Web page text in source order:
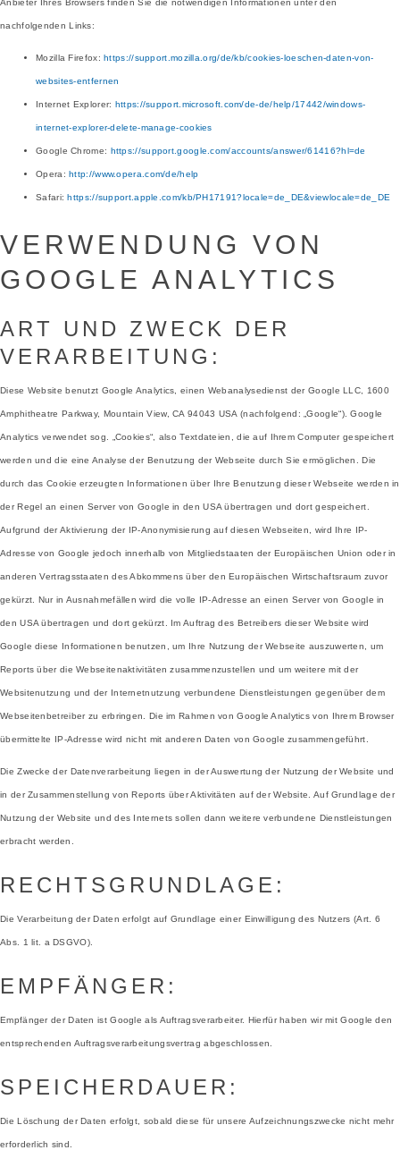
Anbieter Ihres Browsers finden Sie die notwendigen Informationen unter den
nachfolgenden Links:
Mozilla Firefox:https://support.mozilla.org/de/kb/cookies-loeschen-daten-von-
websites-entfernen
Internet Explorer: https://support.microsoft.com/de-de/help/17442/windows-
internet-explorer-delete-manage-cookies
Google Chrome: https://support.google.com/accounts/answer/61416?hl=de
Opera:http://www.opera.com/de/help
Safari:https://support.apple.com/kb/PH17191?locale=de_DE&viewlocale=de_DE
VERWENDUNG VON
GOOGLE ANALYTICS
ART UND ZWECK DER
VERARBEITUNG:
Diese Website benutzt Google Analytics, einen Webanalysedienst der Google LLC, 1600
Amphitheatre Parkway, Mountain View, CA 94043 USA (nachfolgend: „Google“). Google
Analytics verwendet sog. „Cookies“, also Textdateien, die auf Ihrem Computer gespeichert
werden und die eine Analyse der Benutzung der Webseite durch Sie ermöglichen. Die
durch das Cookie erzeugten Informationen über Ihre Benutzung dieser Webseite werden in
der Regel an einen Server von Google in den USA übertragen und dort gespeichert.
Aufgrund der Aktivierung der IP-Anonymisierung auf diesen Webseiten, wird Ihre IP-
Adresse von Google jedoch innerhalb von Mitgliedstaaten der Europäischen Union oder in
anderen Vertragsstaaten des Abkommens über den Europäischen Wirtschaftsraum zuvor
gekürzt. Nur in Ausnahmefällen wird die volle IP-Adresse an einen Server von Google in
den USA übertragen und dort gekürzt. Im Auftrag des Betreibers dieser Website wird
Google diese Informationen benutzen, um Ihre Nutzung der Webseite auszuwerten, um
Reports über die Webseitenaktivitäten zusammenzustellen und um weitere mit der
Websitenutzung und der Internetnutzung verbundene Dienstleistungen gegenüber dem
Webseitenbetreiber zu erbringen. Die im Rahmen von Google Analytics von Ihrem Browser
übermittelte IP-Adresse wird nicht mit anderen Daten von Google zusammengeführt.
Die Zwecke der Datenverarbeitung liegen in der Auswertung der Nutzung der Website und
in der Zusammenstellung von Reports über Aktivitäten auf der Website. Auf Grundlage der
Nutzung der Website und des Internets sollen dann weitere verbundene Dienstleistungen
erbracht werden.
RECHTSGRUNDLAGE:
Die Verarbeitung der Daten erfolgt auf Grundlage einer Einwilligung des Nutzers (Art. 6
Abs. 1 lit. a DSGVO).
EMPFÄNGER:
Empfänger der Daten ist Google als Auftragsverarbeiter. Hierfür haben wir mit Google den
entsprechenden Auftragsverarbeitungsvertrag abgeschlossen.
SPEICHERDAUER:
Die Löschung der Daten erfolgt, sobald diese für unsere Aufzeichnungszwecke nicht mehr
erforderlich sind.